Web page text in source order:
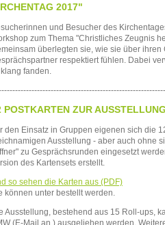
2017"
und Besucher des
zum Thema "Christliches Zeugnis
überlegten sie, wie sie über
respektiert fühlen. Dabei
fanden.
POSTKARTEN ZUR
den Einsatz in Gruppen eigenen sich die
Ausstellung - aber auch ohne
zu Gesprächsrunden eingesetzt
des Kartensets erstellt.
so sehen die Karten aus (PDF)
können unter bestellt werden.
Ausstellung, bestehend aus 15 Roll-ups,
(E-Mail an ) ausgeliehen werden.